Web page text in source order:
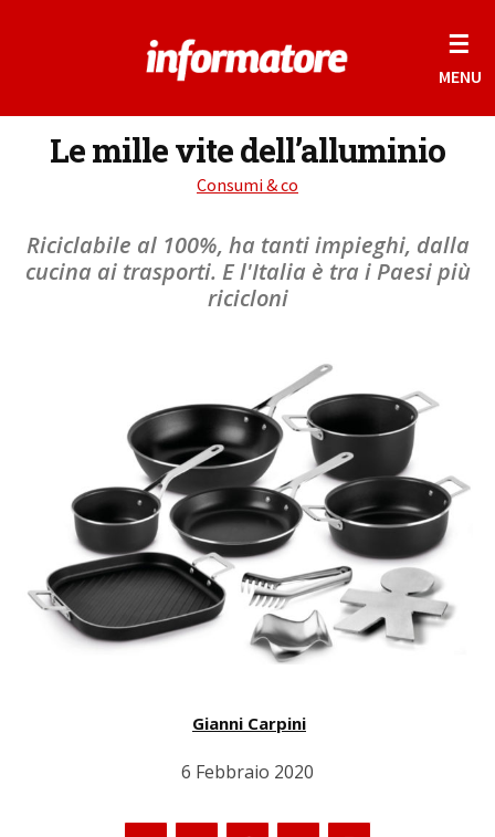
☰
MENU
Le mille vite dell’alluminio
Consumi & co
Riciclabile al 100%, ha tanti impieghi, dalla
cucina ai trasporti. E l'Italia è tra i Paesi più
ricicloni
Gianni Carpini
6 Febbraio 2020